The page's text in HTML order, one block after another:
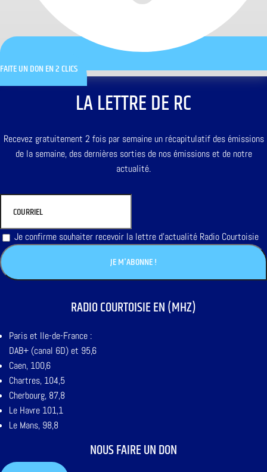
FAITE UN DON EN 2 CLICS
LA LETTRE DE RC
Recevez gratuitement 2 fois par semaine un récapitulatif des émissions
de la semaine, des dernières sorties de nos émissions et de notre
actualité.
Je confirme souhaiter recevoir la lettre d'actualité Radio Courtoisie
RADIO COURTOISIE EN (MHZ)
Paris et Ile-de-France :
DAB+ (canal 6D) et 95,6
Caen, 100,6
Chartres, 104,5
Cherbourg, 87,8
Le Havre 101,1
Le Mans, 98,8
NOUS FAIRE UN DON